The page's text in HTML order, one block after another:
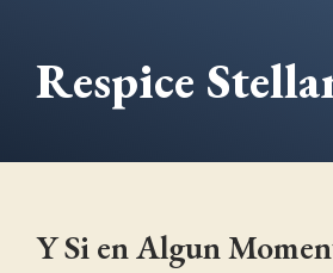
contenido
Respice
Y Si en Algun